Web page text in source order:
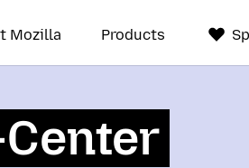
Mozilla Products